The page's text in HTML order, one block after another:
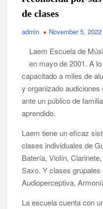
de clases
admin November 5, 2022
Laem Escuela de
en mayo de 2001. A
capacitado a miles de
y organizado
ante un público de
aprendido.
Laem tiene un eficaz
clases individuales de
Batería, Violín,
Saxo. Y clases
Audioperceptiva,
La escuela cuenta con